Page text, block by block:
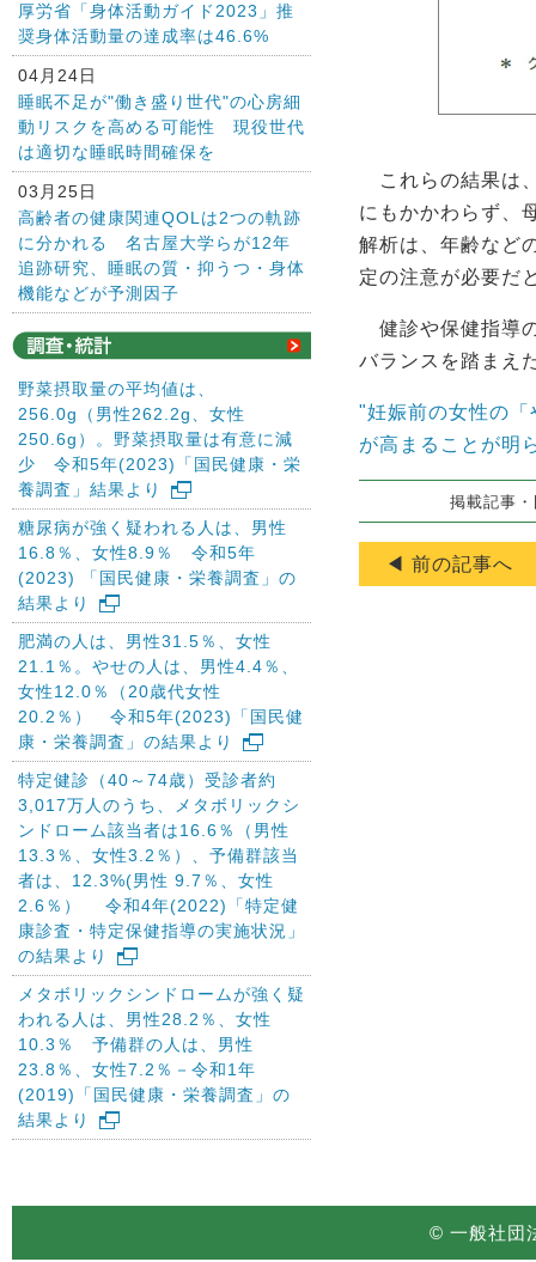
これらの結果は
にもかかわらず、
解析は、年齢など
定の注意が必要だ
健診や保健指導
バランスを踏まえ
"妊娠前の女性の
が高まることが明
掲載記事
◀ 前の記事へ
厚労省「身体活動ガイド2023」推
奨身体活動量の達成率は46.6%
04月24日
睡眠不足が"働き盛り世代"の心房細
動リスクを高める可能性 現役世代
は適切な睡眠時間確保を
03月25日
高齢者の健康関連QOLは2つの軌跡
に分かれる 名古屋大学らが12年
追跡研究、睡眠の質・抑うつ・身体
機能などが予測因子
野菜摂取量の平均値は、
256.0g（男性262.2g、女性
250.6g）。野菜摂取量は有意に減
少 令和5年(2023)「国民健康・栄
養調査」結果より
糖尿病が強く疑われる人は、男性
16.8％、女性8.9％ 令和5年
(2023) 「国民健康・栄養調査」の
結果より
肥満の人は、男性31.5％、女性
21.1％。やせの人は、男性4.4％、
女性12.0％（20歳代女性
20.2％） 令和5年(2023)「国民健
康・栄養調査」の結果より
特定健診（40～74歳）受診者約
3,017万人のうち、メタボリックシ
ンドローム該当者は16.6％（男性
13.3％、女性3.2％）、予備群該当
者は、12.3%(男性 9.7％、女性
2.6％） 令和4年(2022)「特定健
康診査・特定保健指導の実施状況」
の結果より
メタボリックシンドロームが強く疑
われる人は、男性28.2％、女性
10.3％ 予備群の人は、男性
23.8％、女性7.2％－令和1年
(2019)「国民健康・栄養調査」の
結果より
© 一般社団